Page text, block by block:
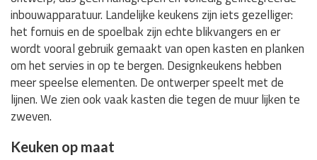
inbouwapparatuur. Landelijke keukens zijn iets gezelliger:
het fornuis en de spoelbak zijn echte blikvangers en er
wordt vooral gebruik gemaakt van open kasten en planken
om het servies in op te bergen. Designkeukens hebben
meer speelse elementen. De ontwerper speelt met de
lijnen. We zien ook vaak kasten die tegen de muur lijken te
zweven.
Keuken op maat